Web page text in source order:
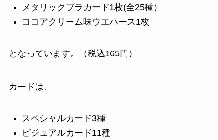
メタリックプラカード1枚(全25種）
ココアクリーム味ウエハース1枚
となっています。（税込165円）
カードは、
スペシャルカード3種
ビジュアルカード11種